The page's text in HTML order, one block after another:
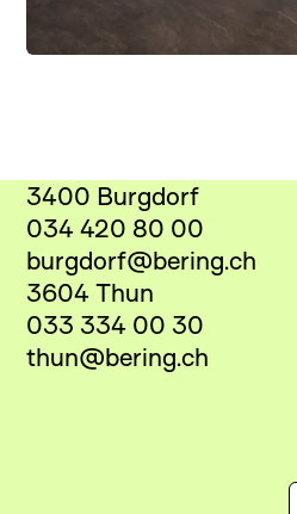
3400 Burgdorf
034 420 80 00
burgdorf@bering.ch
3604 Thun
033 334 00 30
thun@bering.ch